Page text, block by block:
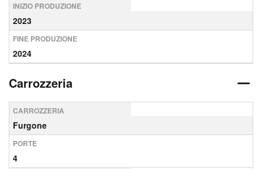
INIZIO PRODUZIONE
2023
FINE PRODUZIONE
2024
Carrozzeria
CARROZZERIA
Furgone
PORTE
4